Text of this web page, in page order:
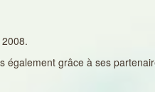
également grâce à ses